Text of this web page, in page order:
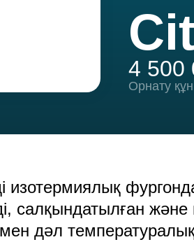
4 500
Орнату
изотермиялық
салқындатылған
дәл